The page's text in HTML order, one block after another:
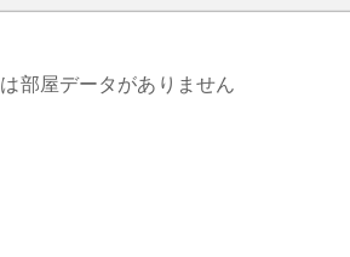
部屋データがありません